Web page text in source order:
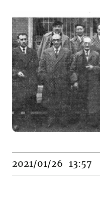
2021/01/26 13:57